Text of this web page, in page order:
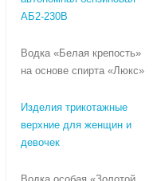
АБ2-230В
Водка «Белая крепость»
на основе спирта «Люкс»
Изделия трикотажные
верхние для женщин и
девочек